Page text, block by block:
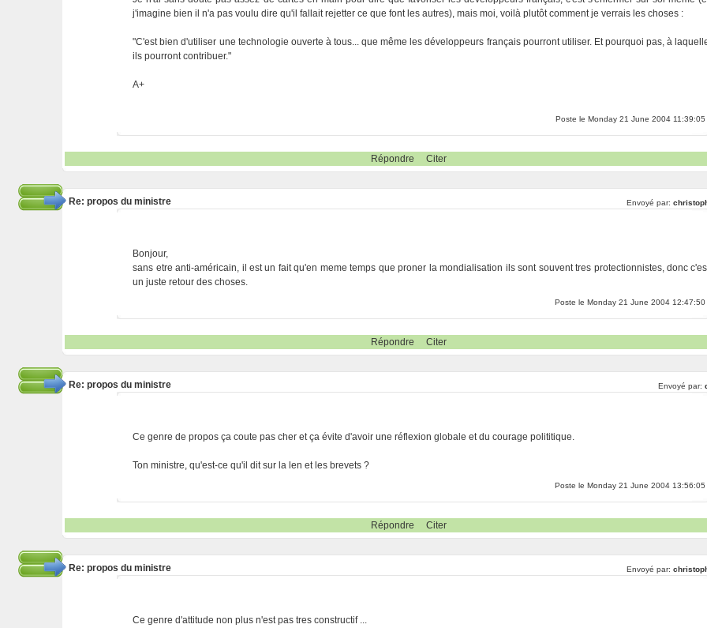
j'imagine bien il n'a pas voulu dire qu'il fallait rejetter ce que font les autres), mais moi, voilà plutôt comment je verrais les choses :
"C'est bien d'utiliser une technologie ouverte à tous... que même les développeurs français pourront utiliser. Et pourquoi pas, à
ils pourront contribuer."
A+
Poste le Monday 21 June 2004 11:39:05
Répondre Citer
Re: propos du ministre Envoyé par:
Bonjour,
sans etre anti-américain, il est un fait qu'en meme temps que proner la mondialisation ils sont souvent tres protectionnistes, donc
un juste retour des choses.
Poste le Monday 21 June 2004 12:47:50
Répondre Citer
Re: propos du ministre Envoyé par:
Ce genre de propos ça coute pas cher et ça évite d'avoir une réflexion globale et du courage polititique.
Ton ministre, qu'est-ce qu'il dit sur la len et les brevets ?
Poste le Monday 21 June 2004 13:56:05
Répondre Citer
Re: propos du ministre Envoyé par:
Ce genre d'attitude non plus n'est pas tres constructif ...